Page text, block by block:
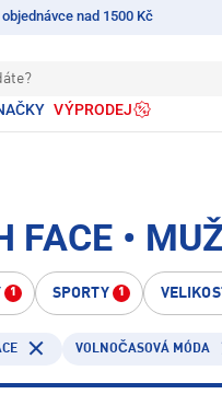
nad 1500 Kč
VÝPRODEJ
FACE •
1 SPORTY 1
VOLNOČASOVÁ MÓDA